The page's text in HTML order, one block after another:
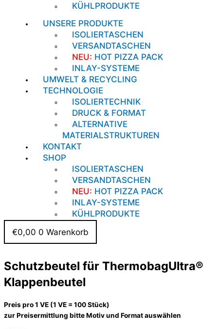
KÜHLPRODUKTE
UNSERE PRODUKTE
ISOLIERTASCHEN
VERSANDTASCHEN
NEU: HOT PIZZA PACK
INLAY-SYSTEME
UMWELT & RECYCLING
TECHNOLOGIE
ISOLIERTECHNIK
DRUCK & FORMAT
ALTERNATIVE
MATERIALSTRUKTUREN
KONTAKT
SHOP
ISOLIERTASCHEN
VERSANDTASCHEN
NEU: HOT PIZZA PACK
INLAY-SYSTEME
KÜHLPRODUKTE
€0,00 0 Warenkorb
Schutzbeutel für ThermobagUltra®
Klappenbeutel
Preis pro 1 VE (1 VE = 100 Stück)
zur Preisermittlung bitte Motiv und Format auswählen